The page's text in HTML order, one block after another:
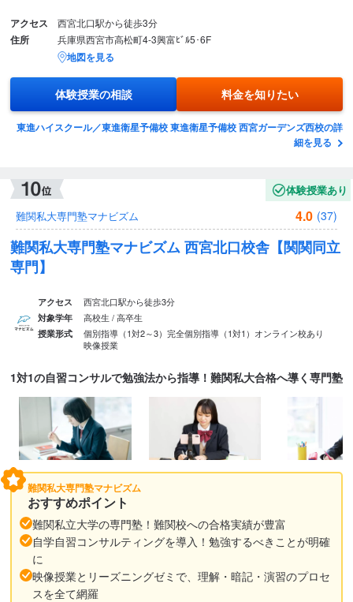
アクセス 西宮北口駅から徒歩3分
住所 兵庫県西宮市高松町4-3興富ﾋﾞﾙ5･6F
地図を見る
体験授業の相談 料金を知りたい
東進ハイスクール／東進衛星予備校 東進衛星予備校 西宮ガーデンズ西校の詳
細を見る
体験授業あり
難関私大専門塾マナビズム
4.0 (37)
難関私大専門塾マナビズム 西宮北口校舎【関関同立
専門】
アクセス 西宮北口駅から徒歩3分
対象学年 高校生 / 高卒生
授業形式 個別指導（1対2～3） 完全個別指導（1対1） オンライン校あり
映像授業
1対1の自習コンサルで勉強法から指導！難関私大合格へ導く専門塾
難関私大専門塾マナビズム
おすすめポイント
難関私立大学の専門塾！難関校への合格実績が豊富
自学自習コンサルティングを導入！勉強するべきことが明確
に
映像授業とリーズニングゼミで、理解・暗記・演習のプロセ
スを全て網羅